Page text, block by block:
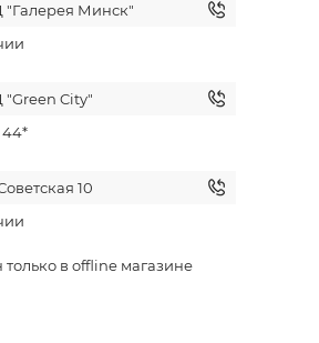
Минск"
City"
10
только в offline магазине